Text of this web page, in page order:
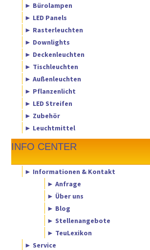
► Bürolampen
► LED Panels
► Rasterleuchten
► Downlights
► Deckenleuchten
► Tischleuchten
► Außenleuchten
► Pflanzenlicht
► LED Streifen
► Zubehör
► Leuchtmittel
INFO CENTER
► Informationen & Kontakt
► Anfrage
► Über uns
► Blog
► Stellenangebote
► TeuLexikon
► Service